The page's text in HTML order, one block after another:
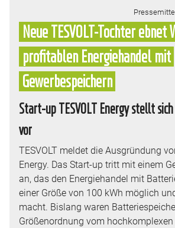
Neue TESVOLT-Tochter ebnet
profitablen Energiehandel mit
Gewerbespeichern
Start-up TESVOLT Energy stellt
vor
TESVOLT meldet die Ausgründung
Energy. Das Start-up tritt mit einem
an, das den Energiehandel mit
einer Größe von 100 kWh möglich
macht. Bislang waren
Größenordnung vom